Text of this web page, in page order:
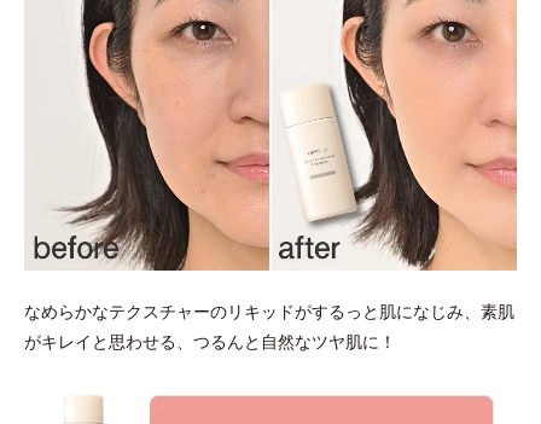
なめらかなテクスチャーのリキッドがするっと肌になじみ、素肌
がキレイと思わせる、つるんと自然なツヤ肌に！